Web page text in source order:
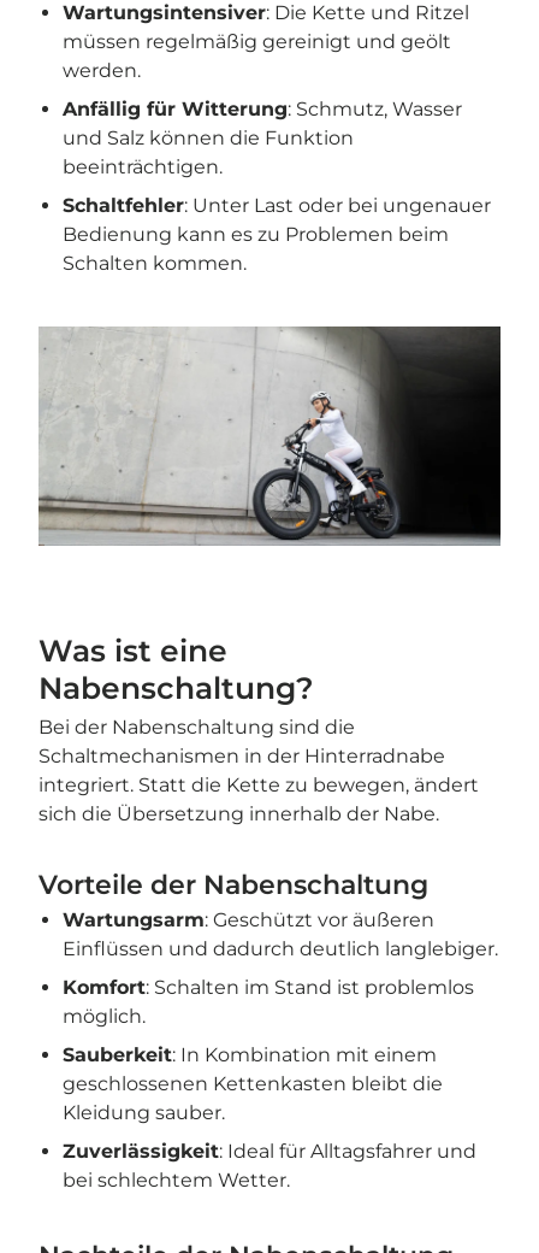
Wartungsintensiver: Die Kette und Ritzel
müssen regelmäßig gereinigt und geölt
werden.
Anfällig für Witterung: Schmutz, Wasser
und Salz können die Funktion
beeinträchtigen.
Schaltfehler: Unter Last oder bei ungenauer
Bedienung kann es zu Problemen beim
Schalten kommen.
Was ist eine
Nabenschaltung?
Bei der Nabenschaltung sind die
Schaltmechanismen in der Hinterradnabe
integriert. Statt die Kette zu bewegen, ändert
sich die Übersetzung innerhalb der Nabe.
Vorteile der Nabenschaltung
Wartungsarm: Geschützt vor äußeren
Einflüssen und dadurch deutlich langlebiger.
Komfort: Schalten im Stand ist problemlos
möglich.
Sauberkeit: In Kombination mit einem
geschlossenen Kettenkasten bleibt die
Kleidung sauber.
Zuverlässigkeit: Ideal für Alltagsfahrer und
bei schlechtem Wetter.